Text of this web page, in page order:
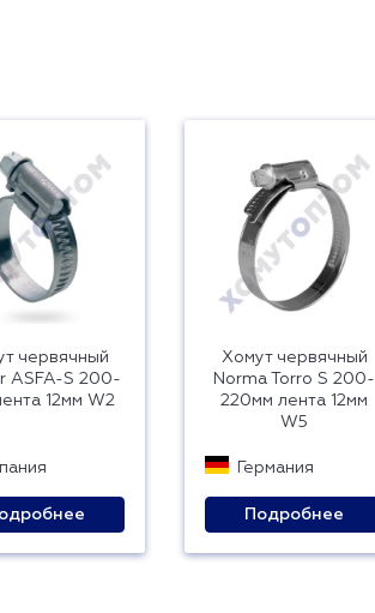
червячный
ASFA-S 200-
12мм W2
Хомут червячный
Norma Torro S 200-
220мм лента 12мм
W5
Германия
Подробнее